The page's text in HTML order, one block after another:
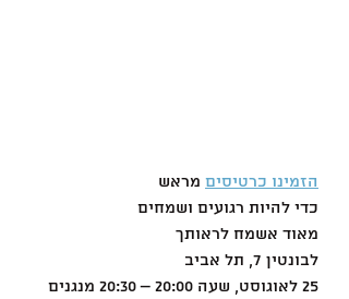
הזמינו כרטיסים מראש
כדי להיות רגועים ושמחים
מאוד אשמח לראותך
לבונטין 7, תל אביב
25 לאוגוסט, שעה 20:00 – 20:30 מנגנים